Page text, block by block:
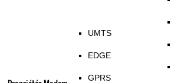
UMTS
EDGE
GPRS